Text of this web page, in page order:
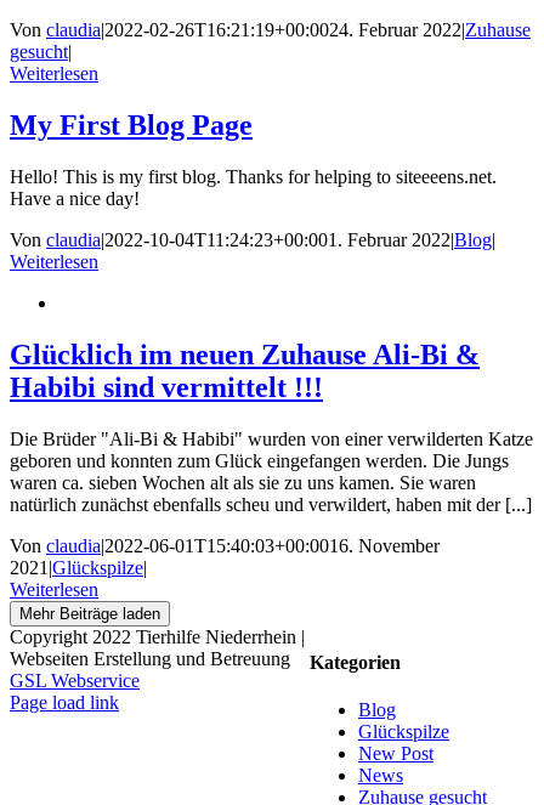
Von claudia|2022-02-26T16:21:19+00:0024. Februar 2022|Zuhause
gesucht|
Weiterlesen
My First Blog Page
Hello! This is my first blog. Thanks for helping to siteeeens.net.
Have a nice day!
Von claudia|2022-10-04T11:24:23+00:001. Februar 2022|Blog|
Weiterlesen
Glücklich im neuen Zuhause Ali-Bi &
Habibi sind vermittelt !!!
Die Brüder "Ali-Bi & Habibi" wurden von einer verwilderten Katze
geboren und konnten zum Glück eingefangen werden. Die Jungs
waren ca. sieben Wochen alt als sie zu uns kamen. Sie waren
natürlich zunächst ebenfalls scheu und verwildert, haben mit der [...]
Von claudia|2022-06-01T15:40:03+00:0016. November
2021 |Glückspilze|
Weiterlesen
Mehr Beiträge laden
Kategorien
Blog
Glückspilze
New Post
News
Zuhause gesucht
Copyright 2022 Tierhilfe Niederrhein |
Webseiten Erstellung und Betreuung
GSL Webservice
Facebook
X
Instagram
Pinterest
Page load link